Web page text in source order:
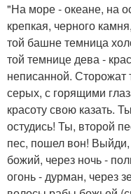
"На море - океане, на
крепкая, черного
той башне темница
той темнице дева -
неписанной. Сторожат
серых, с горящими
красоту свою казать.
остудись! Ты, второй
пес, пошел вон! Выйди,
божий, через ночь -
огонь - дурман, через